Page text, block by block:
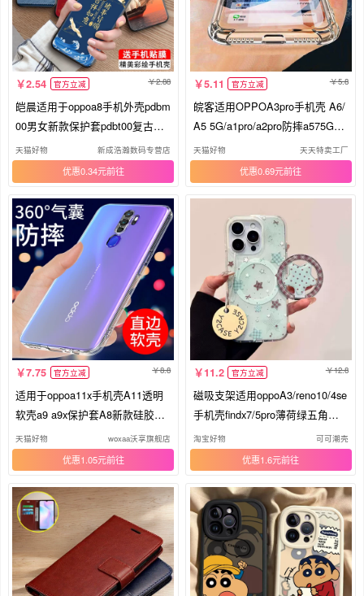
2.54 官方立减 2.88
皑晨适用于oppoa8手机外壳pdbm
00男女新款保护套pdbt00复古中
国风。欧珀a8软硅胶防摔耐用oop
p高级感opo0a8吉
天猫好物 新成浩瀚数码专营店
优惠0.34元
5.11 官方立减 5.8
皖客适用OPPOA3pro手机壳 A6/
A5 5G/a1pro/a2pro防摔a575G加
厚a96气囊a11xa9/a8软a7/a5透明
a93简约a92s新a58
天猫好物 天天特卖工厂
优惠0.69元
7.75 官方立减 8.8
适用于oppoa11x手机壳A11透明
软壳a9 a9x保护套A8新款硅胶外
壳男女A7气囊防摔全包边A5网红
潮个性创意手机套
天猫好物 woxaa沃享旗舰店
优惠1.05元
11.2 官方立减 12.8
磁吸支架适用oppoA3/reno10/4se
手机壳findx7/5pro薄荷绿五角星
格纹折叠A56/32/a57女K11x/97/9
3s软套8国际版
淘宝好物 可可潮壳
优惠1.6元